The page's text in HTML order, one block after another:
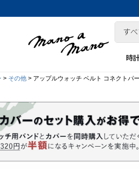
時
その他 アップルウォッチ ベルト コネクトパ